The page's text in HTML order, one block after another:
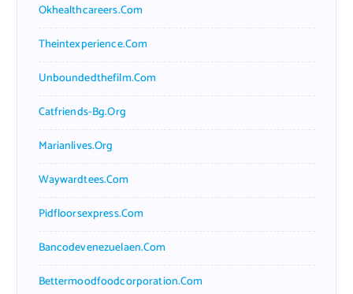
Okhealthcareers.com
Theintexperience.com
Unboundedthefilm.com
Catfriends-Bg.org
Marianlives.org
Waywardtees.com
Pidfloorsexpress.com
Bancodevenezuelaen.com
Bettermoodfoodcorporation.com